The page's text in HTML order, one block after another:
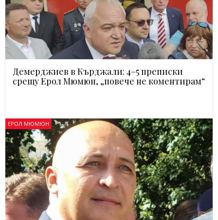
Демерджиев в Кърджали: 4–5 преписки
срещу Ерол Мюмюн, „повече не коментирам“
ЕРОЛ МЮМЮН